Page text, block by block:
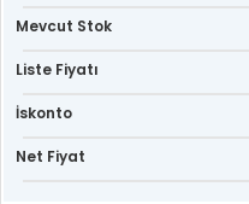
Mevcut Stok
Liste Fiyatı
İskonto
Net Fiyat